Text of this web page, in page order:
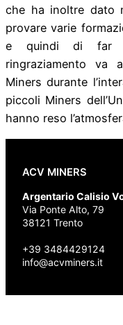
che ha inoltre dato
provare varie
e quindi di far
ringraziamento va
Miners durante
piccoli Miners
hanno reso
ACV MINERS
Argentario Calisio
Via Ponte Alto, 79
38121 Trento
+39 3484429124
info@acvminers.it